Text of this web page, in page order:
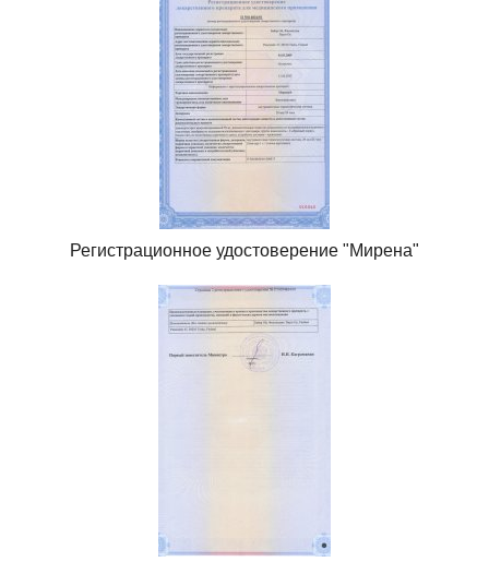
Регистрационное удостоверение "Мирена"